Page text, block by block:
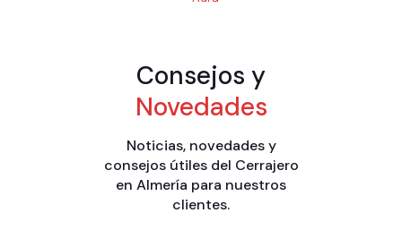
Consejos y
Novedades
Noticias, novedades y
consejos útiles del Cerrajero
en Almería para nuestros
clientes.